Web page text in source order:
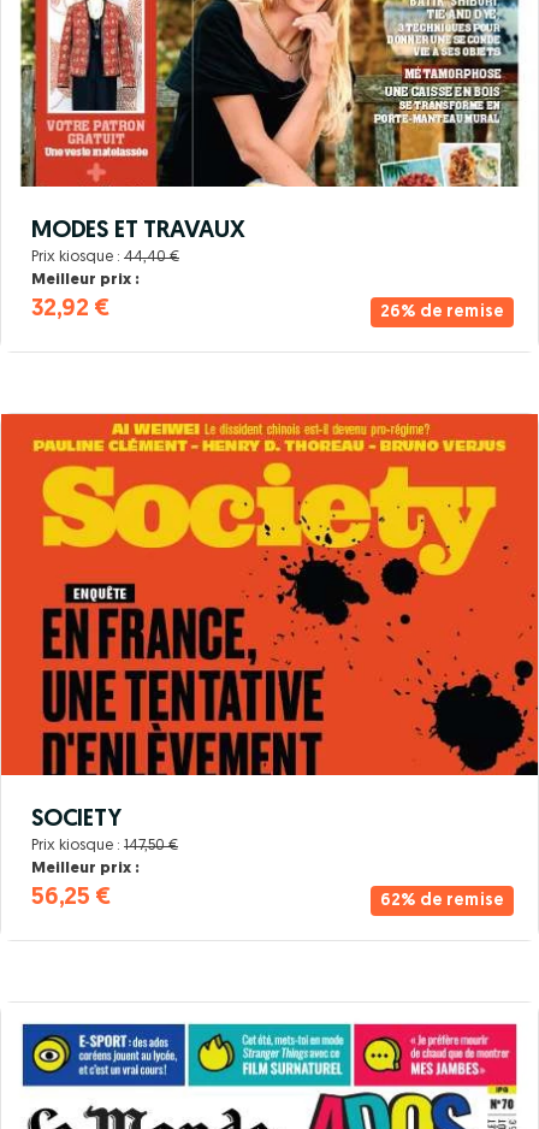
26% de remise
MODES ET TRAVAUX
Prix kiosque : 44,40 €
Meilleur prix :
32,92 €
62% de remise
SOCIETY
Prix kiosque : 147,50 €
Meilleur prix :
56,25 €